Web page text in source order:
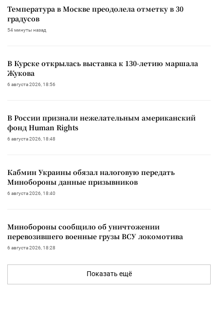
Температура в Москве преодолела отметку в 30
градусов
54 минуты назад
В Курске открылась выставка к 130-летию маршала
Жукова
6 августа 2026, 18:56
В России признали нежелательным американский
фонд Human Rights
6 августа 2026, 18:48
Кабмин Украины обязал налоговую передать
Минобороны данные призывников
6 августа 2026, 18:40
Минобороны сообщило об уничтожении
перевозившего военные грузы ВСУ локомотива
6 августа 2026, 18:28
Показать ещё